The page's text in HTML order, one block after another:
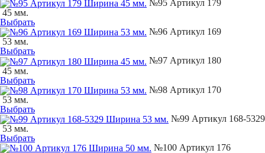
№95 Артикул 179
45 мм.
Выбрать
№96 Артикул 169
53 мм.
Выбрать
№97 Артикул 180
45 мм.
Выбрать
№98 Артикул 170
53 мм.
Выбрать
№99 Артикул 168-5329
53 мм.
Выбрать
№100 Артикул 176